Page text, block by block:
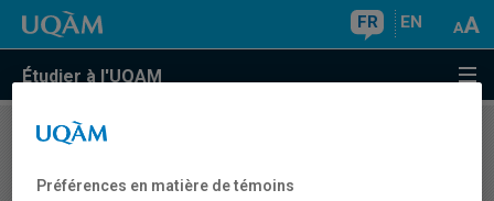
FR EN
Étudier à l'UQAM
COURS//
Préférences en matière de témoins